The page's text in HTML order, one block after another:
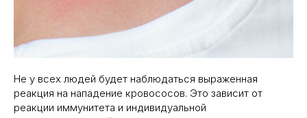
Не у всех людей будет наблюдаться выраженная
реакция на нападение кровососов. Это зависит от
реакции иммунитета и индивидуальной